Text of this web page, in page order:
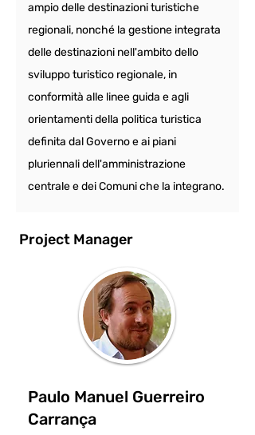
ampio delle destinazioni turistiche
regionali, nonché la gestione integrata
delle destinazioni nell'ambito dello
sviluppo turistico regionale, in
conformità alle linee guida e agli
orientamenti della politica turistica
definita dal Governo e ai piani
pluriennali dell'amministrazione
centrale e dei Comuni che la integrano.
Project Manager
Paulo Manuel Guerreiro
Carrança